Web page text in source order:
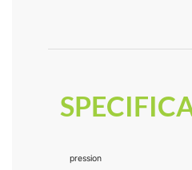
pression